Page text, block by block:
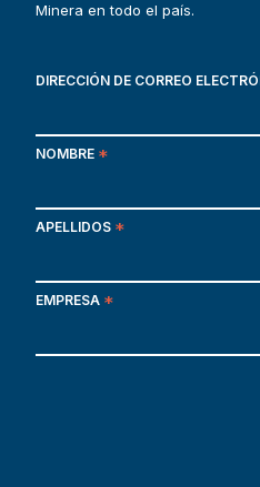
Minera en todo el país.
DIRECCIÓN DE CORREO
NOMBRE *
APELLIDOS *
EMPRESA *